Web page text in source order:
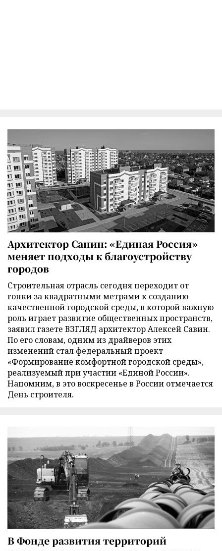
Архитектор Санин: «Единая Россия»
меняет подходы к благоустройству
городов
Строительная отрасль сегодня переходит от
гонки за квадратными метрами к созданию
качественной городской среды, в которой важную
роль играет развитие общественных пространств,
заявил газете ВЗГЛЯД архитектор Алексей Савин.
По его словам, одним из драйверов этих
изменений стал федеральный проект
«Формирование комфортной городской среды»,
реализуемый при участии «Единой России».
Напомним, в это воскресенье в России отмечается
День строителя.
В Фонде развития территорий